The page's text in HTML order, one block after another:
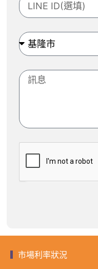
市場利率狀況